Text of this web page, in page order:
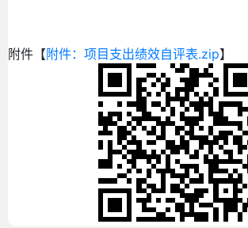
附件【附件：项目支出绩效自评表.zip】